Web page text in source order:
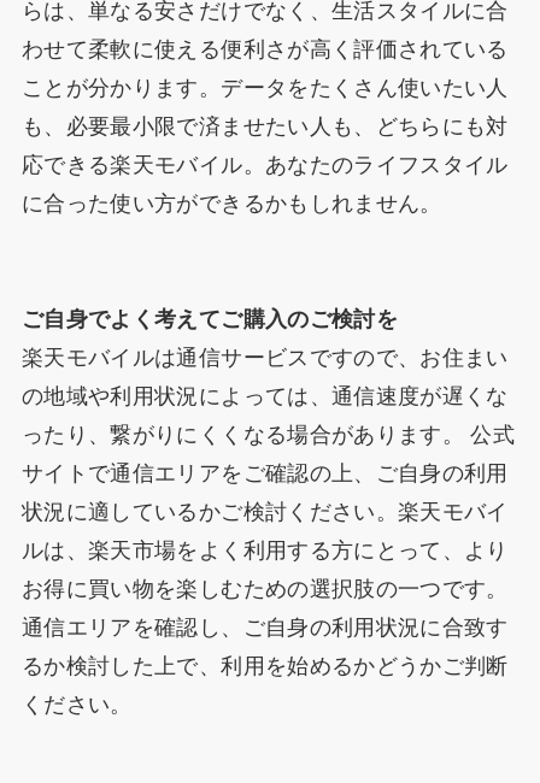
らは、単なる安さだけでなく、生活スタイルに合
わせて柔軟に使える便利さが高く評価されている
ことが分かります。データをたくさん使いたい人
も、必要最小限で済ませたい人も、どちらにも対
応できる楽天モバイル。あなたのライフスタイル
に合った使い方ができるかもしれません。
ご自身でよく考えてご購入のご検討を
楽天モバイルは通信サービスですので、お住まい
の地域や利用状況によっては、通信速度が遅くな
ったり、繋がりにくくなる場合があります。 公式
サイトで通信エリアをご確認の上、ご自身の利用
状況に適しているかご検討ください。楽天モバイ
ルは、楽天市場をよく利用する方にとって、より
お得に買い物を楽しむための選択肢の一つです。
通信エリアを確認し、ご自身の利用状況に合致す
るか検討した上で、利用を始めるかどうかご判断
ください。